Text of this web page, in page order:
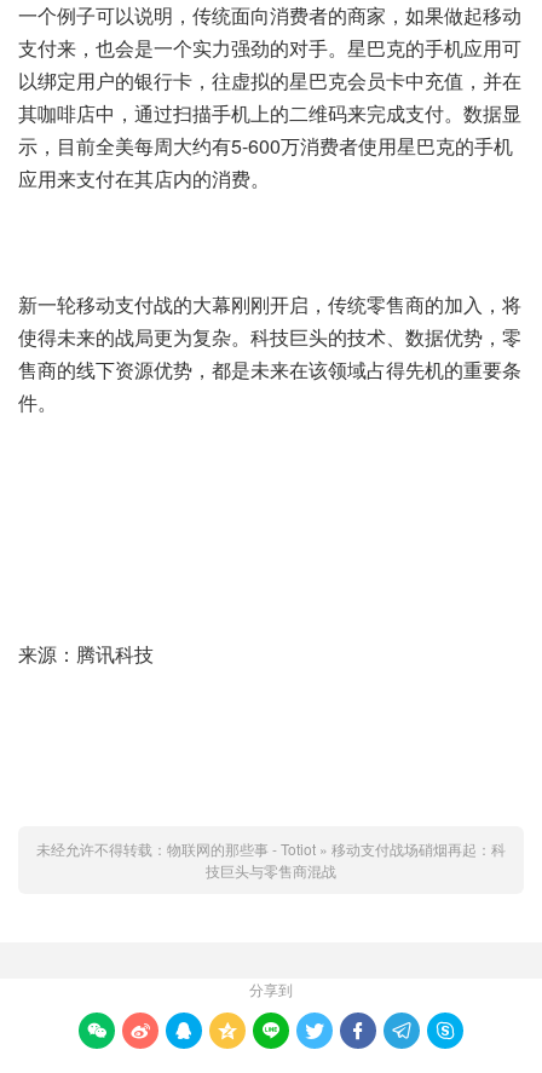
一个例子可以说明，传统面向消费者的商家，如果做起移动
支付来，也会是一个实力强劲的对手。星巴克的手机应用可
以绑定用户的银行卡，往虚拟的星巴克会员卡中充值，并在
其咖啡店中，通过扫描手机上的二维码来完成支付。数据显
示，目前全美每周大约有5-600万消费者使用星巴克的手机
应用来支付在其店内的消费。
新一轮移动支付战的大幕刚刚开启，传统零售商的加入，将
使得未来的战局更为复杂。科技巨头的技术、数据优势，零
售商的线下资源优势，都是未来在该领域占得先机的重要条
件。
来源：腾讯科技
未经允许不得转载： 物联网的那些事 - Totiot » 移动支付战场硝烟再起：科
技巨头与零售商混战
分享到
        